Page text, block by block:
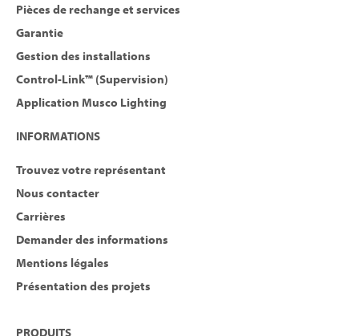
Pièces de rechange et services
Garantie
Gestion des installations
Control-Link™ (Supervision)
Application Musco Lighting
INFORMATIONS
Trouvez votre représentant
Nous contacter
Carrières
Demander des informations
Mentions légales
Présentation des projets
PRODUITS